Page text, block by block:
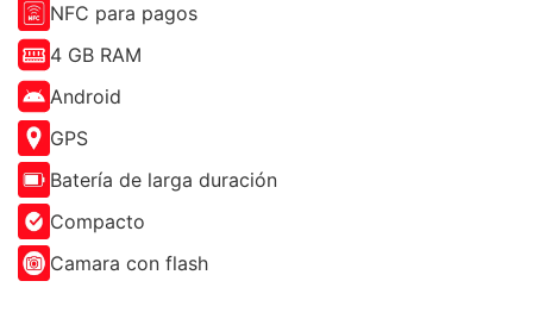
NFC para pagos
4 GB RAM
Android
GPS
Batería de larga duración
Compacto
Camara con flash